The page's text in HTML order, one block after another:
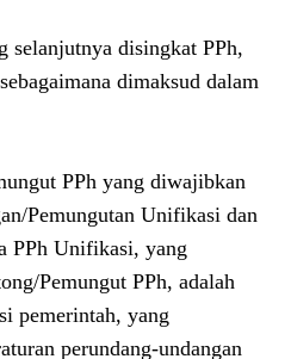
selanjutnya disingkat PPh,
dimaksud dalam
PPh yang diwajibkan
Pemungutan Unifikasi dan
PPh Unifikasi, yang
Pemungut PPh, adalah
pemerintah, yang
perundang-undangan